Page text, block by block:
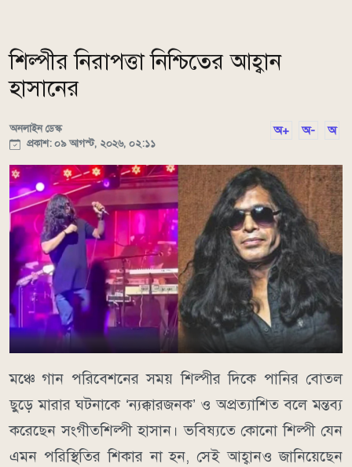
শিল্পীর নিরাপত্তা নিশ্চিতের আহ্বান
হাসানের
অনলাইন ডেস্ক
প্রকাশ: ০৯ আগস্ট, ২০২৬, ০২:১১
অ+ অ- অ
মঞ্চে গান পরিবেশনের সময় শিল্পীর দিকে পানির বোতল
ছুড়ে মারার ঘটনাকে ‘ন্যক্কারজনক’ ও অপ্রত্যাশিত বলে মন্তব্য
করেছেন সংগীতশিল্পী হাসান। ভবিষ্যতে কোনো শিল্পী যেন
এমন পরিস্থিতির শিকার না হন, সেই আহ্বানও জানিয়েছেন